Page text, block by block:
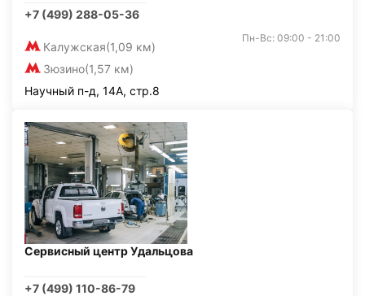
+7 (499) 288-05-36
Калужская(1,09 км)
Зюзино(1,57 км)
Пн-Вс: 09:00 - 21:00
Научный п-д, 14А, стр.8
Сервисный центр Удальцова
+7 (499) 110-86-79